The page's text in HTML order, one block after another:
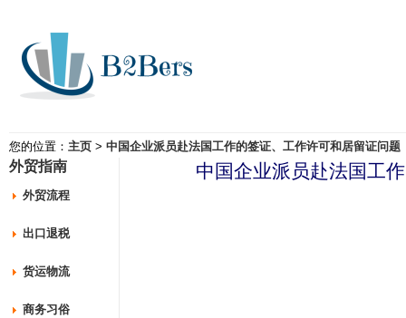
您的位置： 主页 > 中国企业派员赴法国工作的签证、工作许可和居留证问题
外贸指南
外贸流程
出口退税
货运物流
商务习俗
中国企业派员赴法国工